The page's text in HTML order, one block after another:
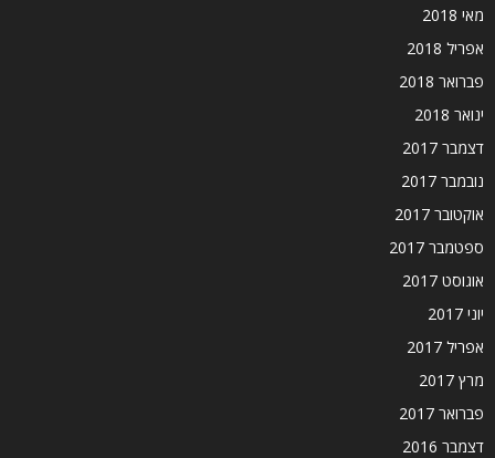
מאי 2018
אפריל 2018
פברואר 2018
ינואר 2018
דצמבר 2017
נובמבר 2017
אוקטובר 2017
ספטמבר 2017
אוגוסט 2017
יוני 2017
אפריל 2017
מרץ 2017
פברואר 2017
דצמבר 2016